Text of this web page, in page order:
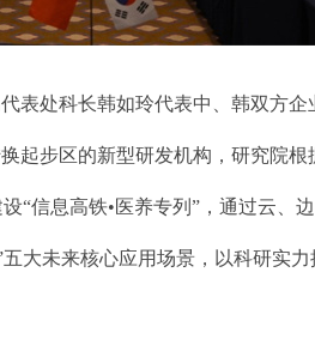
表处科长韩如玲代表中、韩双方企
起步区的新型研发机构，研究院根
“信息高铁•医养专列”，通过云、
大未来核心应用场景，以科研实